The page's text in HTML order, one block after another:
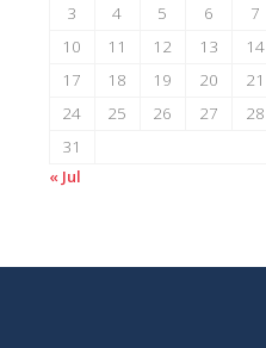
3
4 5 6 7
10
11 12 13 14
17
18 19 20 21
24
25 26 27 28
31
« Jul